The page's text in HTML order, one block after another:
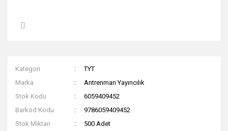
Kategori
TYT
Marka
Antrenman Yayıncılık
Stok Kodu
6059409452
Barkod Kodu
9786059409452
Stok Miktarı
500 Adet